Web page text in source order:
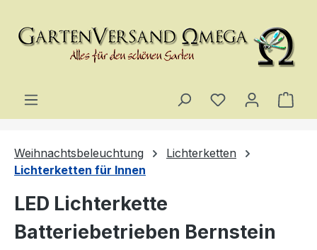
Du hast 0
Weihnachtsbeleuchtung
Lichterketten
Lichterketten für Innen
LED Lichterkette
Batteriebetrieben Bernstein